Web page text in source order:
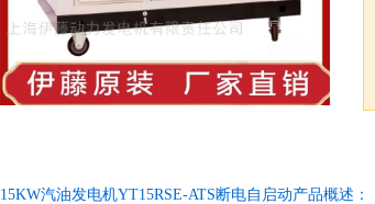
15KW汽油发电机YT15RSE-ATS断电自启动产品概述：